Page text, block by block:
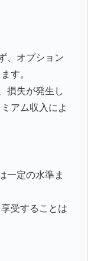
、オプション
す。
損失が発生し
アム収入によ
一定の水準ま
受することは